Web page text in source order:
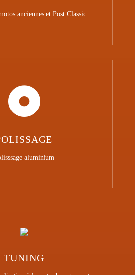
anciennes et Post Classic

aluminium
TUNING